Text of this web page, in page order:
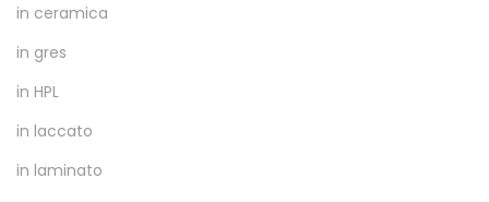
in ceramica
in gres
in HPL
in laccato
in laminato